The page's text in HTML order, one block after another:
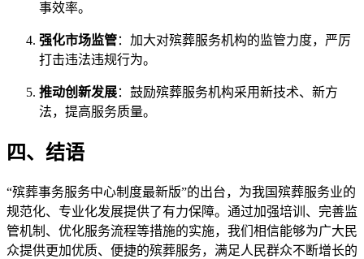
事效率。
强化市场监管：加大对殡葬服务机构的监管力度，严厉
打击违法违规行为。
推动创新发展：鼓励殡葬服务机构采用新技术、新方
法，提高服务质量。
四、结语
“殡葬事务服务中心制度最新版”的出台，为我国殡葬服务业的
规范化、专业化发展提供了有力保障。通过加强培训、完善监
管机制、优化服务流程等措施的实施，我们相信能够为广大民
众提供更加优质、便捷的殡葬服务，满足人民群众不断增长的